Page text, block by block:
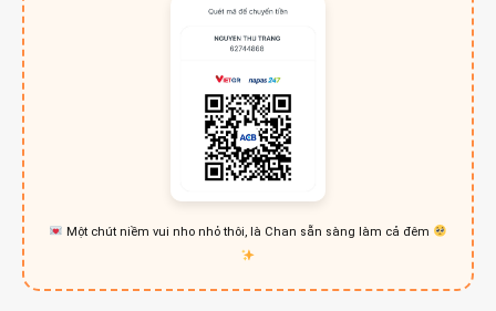
Một chút niềm vui nho nhỏ thôi, là Chan sẵn sàng làm cả đêm